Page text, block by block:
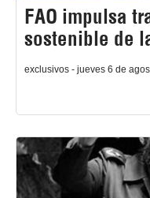
FAO impulsa
sostenible de
exclusivos - jueves 6 de